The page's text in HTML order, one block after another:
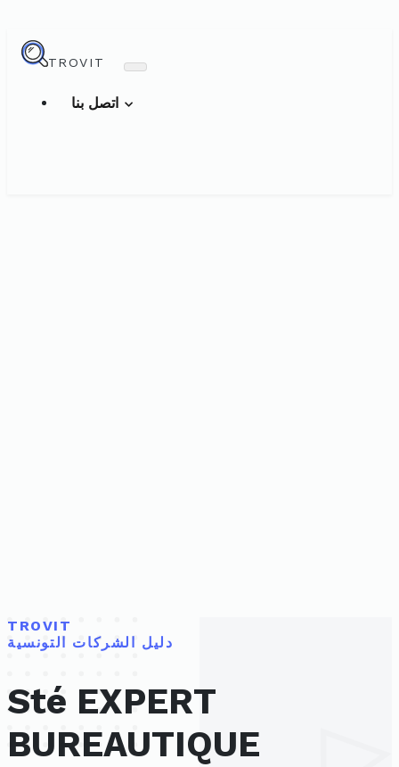
TROVIT
TROVIT
دليل الشركات التونسية
Sté EXPERT
BUREAUTIQUE